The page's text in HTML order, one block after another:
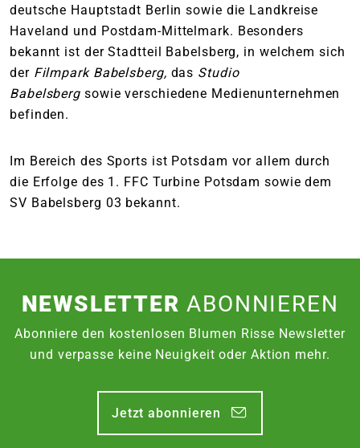
deutsche Hauptstadt Berlin sowie die Landkreise
Haveland und Postdam-Mittelmark. Besonders
bekannt ist der Stadtteil Babelsberg, in welchem sich
der Filmpark Babelsberg, das Studio
Babelsberg sowie verschiedene Medienunternehmen
befinden.
Im Bereich des Sports ist Potsdam vor allem durch
die Erfolge des 1. FFC Turbine Potsdam sowie dem
SV Babelsberg 03 bekannt.
NEWSLETTERABONNIEREN
Abonniere den kostenlosen Blumen Risse Newsletter
und verpasse keine Neuigkeit oder Aktion mehr.
Jetzt abonnieren